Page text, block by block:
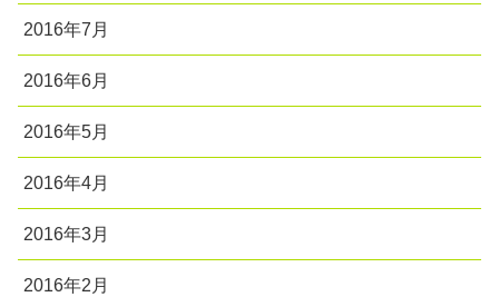
2016年7月
2016年6月
2016年5月
2016年4月
2016年3月
2016年2月